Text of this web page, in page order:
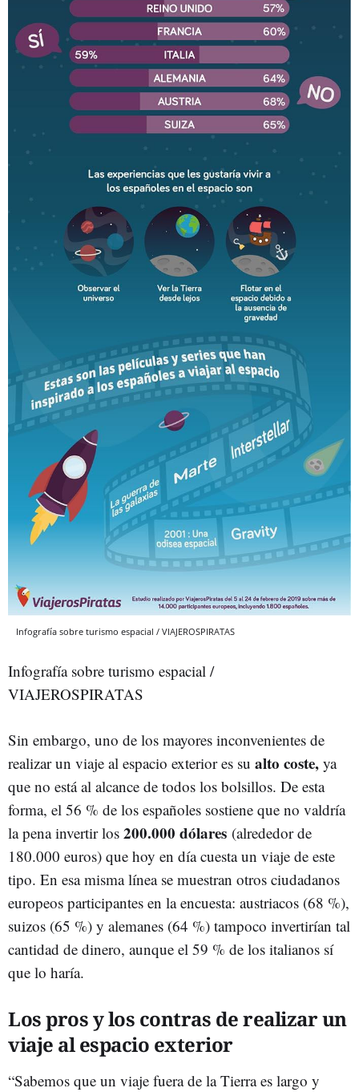
Infografía sobre turismo espacial / VIAJEROSPIRATAS
Infografía sobre turismo espacial /
VIAJEROSPIRATAS
Sin embargo, uno de los mayores inconvenientes de
realizar un viaje al espacio exterior es su alto coste, ya
que no está al alcance de todos los bolsillos. De esta
forma, el 56 % de los españoles sostiene que no valdría
la pena invertir los 200.000 dólares (alrededor de
180.000 euros) que hoy en día cuesta un viaje de este
tipo. En esa misma línea se muestran otros ciudadanos
europeos participantes en la encuesta: austriacos (68 %),
suizos (65 %) y alemanes (64 %) tampoco invertirían tal
cantidad de dinero, aunque el 59 % de los italianos sí
que lo haría.
Los pros y los contras de realizar un
viaje al espacio exterior
“Sabemos que un viaje fuera de la Tierra es largo y